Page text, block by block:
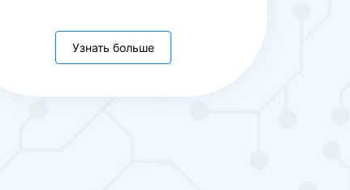
Узнать больше